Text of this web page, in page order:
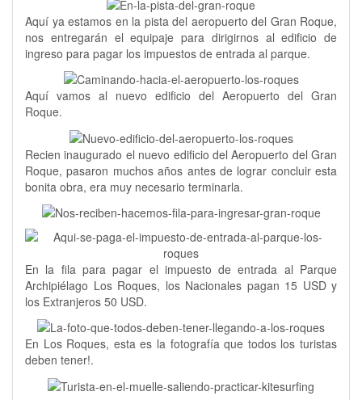
Aquí ya estamos en la pista del aeropuerto del Gran Roque,
nos entregarán el equipaje para dirigirnos al edificio de
ingreso para pagar los impuestos de entrada al parque.
Aquí vamos al nuevo edificio del Aeropuerto del Gran
Roque.
Recien inaugurado el nuevo edificio del Aeropuerto del Gran
Roque, pasaron muchos años antes de lograr concluir esta
bonita obra, era muy necesario terminarla.
En la fila para pagar el impuesto de entrada al Parque
Archipiélago Los Roques, los Nacionales pagan 15 USD y
los Extranjeros 50 USD.
En Los Roques, esta es la fotografía que todos los turistas
deben tener!.